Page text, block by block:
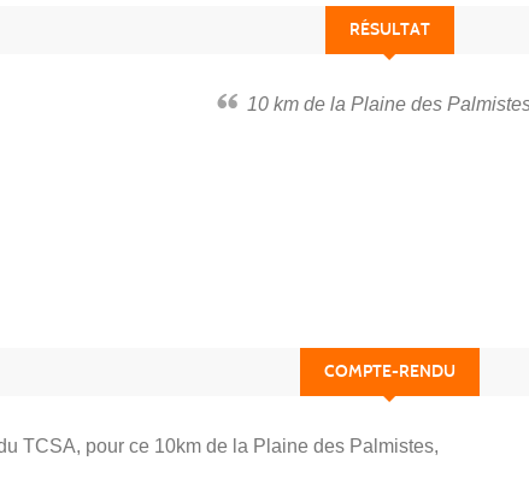
RÉSULTAT
10 km de la Plaine des
COMPTE-RENDU
TCSA, pour ce 10km de la Plaine des Palmistes,